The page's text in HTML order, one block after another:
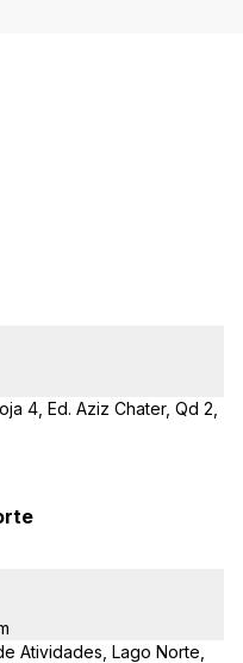
4, Ed. Aziz Chater, Qd 2,
Atividades, Lago Norte,